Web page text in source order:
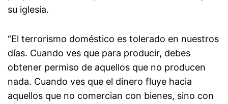
su iglesia.
“El terrorismo doméstico es tolerado en nuestros
días. Cuando ves que para producir, debes
obtener permiso de aquellos que no producen
nada. Cuando ves que el dinero fluye hacia
aquellos que no comercian con bienes, sino con